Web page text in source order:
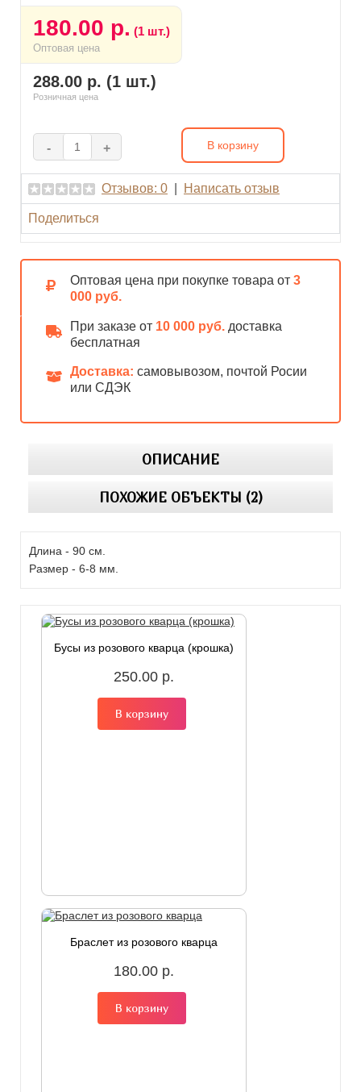
180.00 р. (1 шт.)
Оптовая цена
288.00 р. (1 шт.)
Розничная цена
- + В корзину
Отзывов: 0 Написать отзыв
Поделиться
Оптовая цена при покупке товара от 3
000 руб.
При заказе от 10 000 руб. доставка
бесплатная
Доставка: самовывозом, почтой Росии
или СДЭК
ОПИСАНИЕ
ПОХОЖИЕ ОБЪЕКТЫ (2)
Длина - 90 см.
Размер - 6-8 мм.
Бусы из розового кварца (крошка)
250.00 р.
В корзину
Браслет из розового кварца
180.00 р.
В корзину